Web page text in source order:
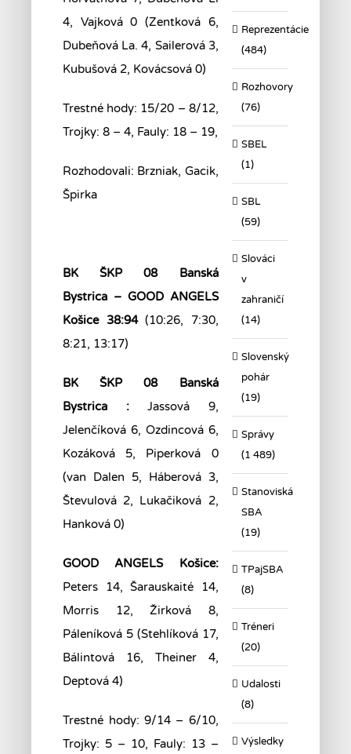
4, Vajková 0 (Zentková 6,
Dubeňová La. 4, Sailerová 3,
Kubušová 2, Kovácsová 0)
Trestné hody: 15/20 – 8/12,
Trojky: 8 – 4, Fauly: 18 – 19,
Rozhodovali: Brzniak, Gacik,
Špirka
BK ŠKP 08 Banská
Bystrica – GOOD ANGELS
Košice 38:94(10:26, 7:30,
8:21, 13:17)
BK ŠKP 08 Banská
Bystrica :Jassová 9,
Jelenčíková 6, Ozdincová 6,
Kozáková 5, Piperková 0
(van Dalen 5, Háberová 3,
Števulová 2, Lukačiková 2,
Hanková 0)
GOOD ANGELS Košice:
Peters 14, Šarauskaité 14,
Morris 12, Žirková 8,
Páleníková 5 (Stehlíková 17,
Bálintová 16, Theiner 4,
Deptová 4)
Trestné hody: 9/14 – 6/10,
Trojky: 5 – 10, Fauly: 13 –
Reprezentácie
(484)
Rozhovory
(76)
SBEL
(1)
SBL
(59)
Slováci
v
zahraničí
(14)
Slovenský
pohár
(19)
Správy
(1 489)
Stanoviská
SBA
(19)
TPajSBA
(8)
Tréneri
(20)
Udalosti
(8)
Výsledky